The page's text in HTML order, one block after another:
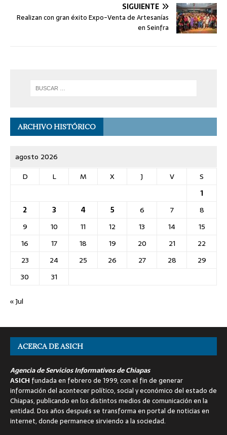
SIGUIENTE
Realizan con gran éxito Expo-Venta de Artesanías
en Seinfra
ARCHIVO HISTÓRICO
agosto 2026
D
L M X J V
S
1
2
3 4 5 6 7
8
9
10 11 12 13 14
15
16
17 18 19 20 21
22
23
24 25 26 27 28
29
30
31
« Jul
ACERCA DE ASICH
Agencia de Servicios Informativos de Chiapas
ASICH fundada en febrero de 1999, con el fin de generar
información del acontecer político, social y económico del estado de
Chiapas, publicando en los distintos medios de comunicación en la
entidad. Dos años después se transforma en portal de noticias en
internet, donde permanece sirviendo a la sociedad.